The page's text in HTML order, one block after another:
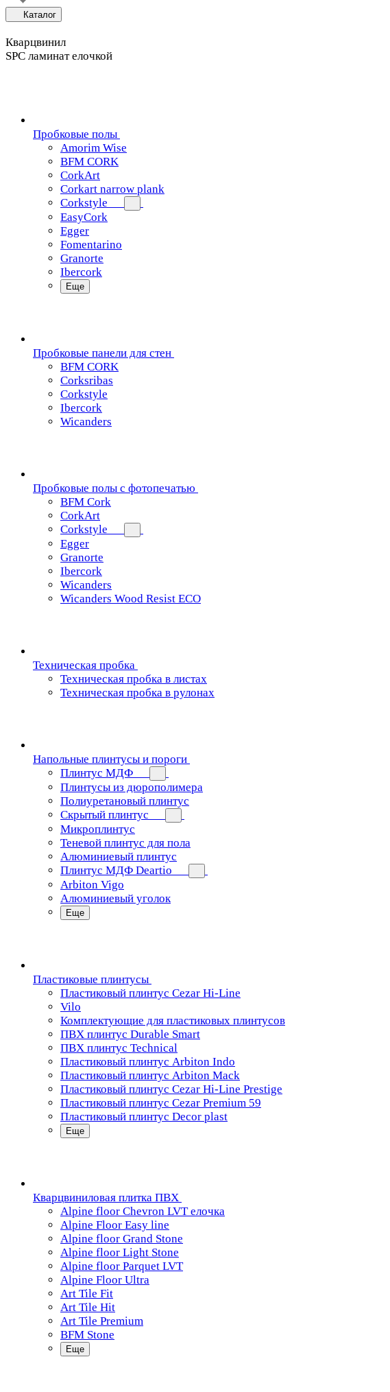
Каталог
Кварцвинил
SPC ламинат елочкой
Пробковые полы
Amorim Wise
BFM CORK
CorkArt
Corkart narrow plank
Corkstyle
EasyCork
Egger
Fomentarino
Granorte
Ibercork
Еще
Пробковые панели для стен
BFM CORK
Corksribas
Corkstyle
Ibercork
Wicanders
Пробковые полы с фотопечатью
BFM Cork
CorkArt
Corkstyle
Egger
Granorte
Ibercork
Wicanders
Wicanders Wood Resist ECO
Техническая пробка
Техническая пробка в листах
Техническая пробка в рулонах
Напольные плинтусы и пороги
Плинтус МДФ
Плинтусы из дюрополимера
Полиуретановый плинтус
Скрытый плинтус
Микроплинтус
Теневой плинтус для пола
Алюминиевый плинтус
Плинтус МДФ Deartio
Arbiton Vigo
Алюминиевый уголок
Еще
Пластиковые плинтусы
Пластиковый плинтус Cezar Hi-Line
Vilo
Комплектующие для пластиковых плинтусов
ПВХ плинтус Durable Smart
ПВХ плинтус Technical
Пластиковый плинтус Arbiton Indo
Пластиковый плинтус Arbiton Mack
Пластиковый плинтус Cezar Hi-Line Prestige
Пластиковый плинтус Cezar Premium 59
Пластиковый плинтус Decor plast
Еще
Кварцвиниловая плитка ПВХ
Alpine floor Chevron LVT елочка
Alpine Floor Easy line
Alpine floor Grand Stone
Alpine floor Light Stone
Alpine floor Parquet LVT
Alpine Floor Ultra
Art Tile Fit
Art Tile Hit
Art Tile Premium
BFM Stone
Еще